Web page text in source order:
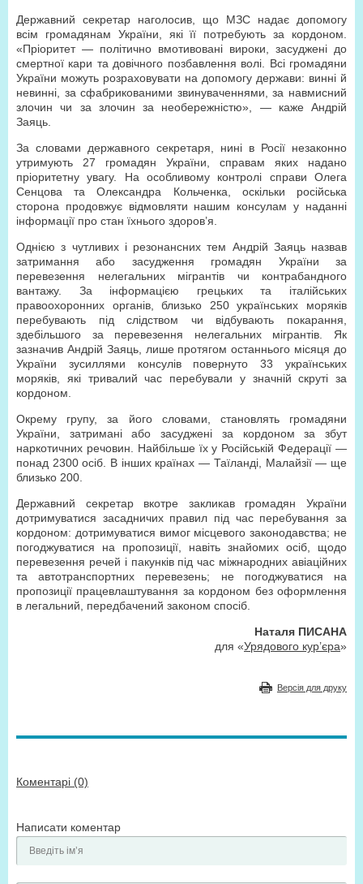
Державний секретар наголосив, що МЗС надає допомогу
всім громадянам України, які її потребують за кордоном.
«Пріоритет — політично вмотивовані вироки, засуджені до
смертної кари та довічного позбавлення волі. Всі громадяни
України можуть розраховувати на допомогу держави: винні й
невинні, за сфабрикованими звинуваченнями, за навмисний
злочин чи за злочин за необережністю», — каже Андрій
Заяць.
За словами державного секретаря, нині в Росії незаконно
утримують 27 громадян України, справам яких надано
пріоритетну увагу. На особливому контролі справи Олега
Сенцова та Олександра Кольченка, оскільки російська
сторона продовжує відмовляти нашим консулам у наданні
інформації про стан їхнього здоров’я.
Однією з чутливих і резонансних тем Андрій Заяць назвав
затримання або засудження громадян України за
перевезення нелегальних мігрантів чи контрабандного
вантажу. За інформацією грецьких та італійських
правоохоронних органів, близько 250 українських моряків
перебувають під слідством чи відбувають покарання,
здебільшого за перевезення нелегальних мігрантів. Як
зазначив Андрій Заяць, лише протягом останнього місяця до
України зусиллями консулів повернуто 33 українських
моряків, які тривалий час перебували у значній скруті за
кордоном.
Окрему групу, за його словами, становлять громадяни
України, затримані або засуджені за кордоном за збут
наркотичних речовин. Найбільше їх у Російській Федерації —
понад 2300 осіб. В інших країнах — Таїланді, Малайзії — ще
близько 200.
Державний секретар вкотре закликав громадян України
дотримуватися засадничих правил під час перебування за
кордоном: дотримуватися вимог місцевого законодавства; не
погоджуватися на пропозиції, навіть знайомих осіб, щодо
перевезення речей і пакунків під час міжнародних авіаційних
та автотранспортних перевезень; не погоджуватися на
пропозиції працевлаштування за кордоном без оформлення
в легальний, передбачений законом спосіб.
Наталя ПИСАНА
для «Урядового кур’єра»
Версія для друку
Коментарі (0)
Написати коментар